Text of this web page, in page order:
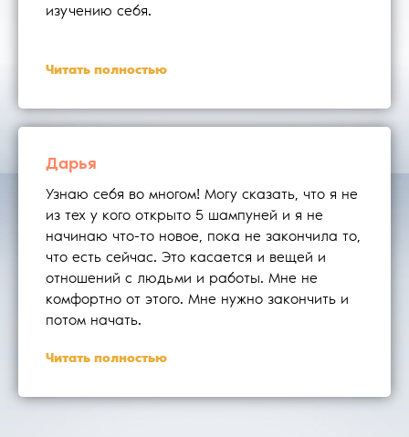
изучению себя.
Читать полностью
Дарья
Узнаю себя во многом! Могу сказать, что я не
из тех у кого открыто 5 шампуней и я не
начинаю что-то новое, пока не закончила то,
что есть сейчас. Это касается и вещей и
отношений с людьми и работы. Мне не
комфортно от этого. Мне нужно закончить и
потом начать.
Читать полностью